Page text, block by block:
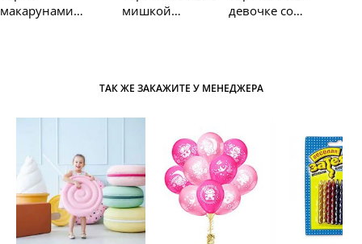
макарунами
мишкой
девочке со
ТАК ЖЕ ЗАКАЖИТЕ У МЕНЕДЖЕРА